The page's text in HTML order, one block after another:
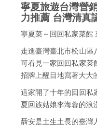
寧夏旅遊台灣營
力推薦 台灣清真
寧夏菜～回回私家菜館
走進臺灣臺北市松山區
可看見一家回回私家菜
招牌上醒目地寫著大大
這家開了十年的回回私
夏回族姑娘李海蓉的浪
聶安是土生土長的臺灣